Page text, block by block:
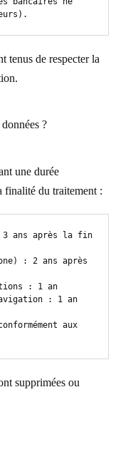
tenus de respecter la
?
une durée
finalité du traitement :
3 ans après la fin
: 2 ans après
: 1 an
: 1 an
aux
supprimées ou